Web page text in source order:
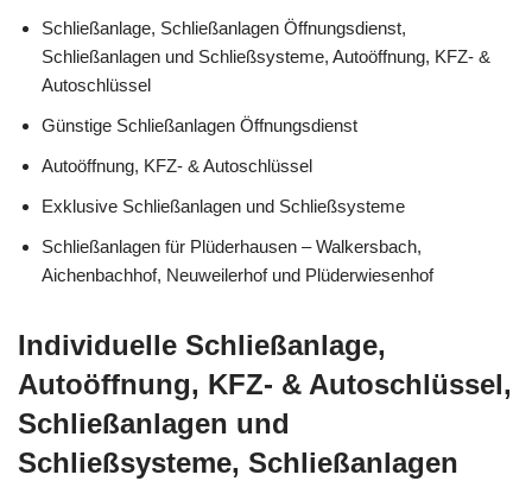
Schließanlage, Schließanlagen Öffnungsdienst,
Schließanlagen und Schließsysteme, Autoöffnung, KFZ- &
Autoschlüssel
Günstige Schließanlagen Öffnungsdienst
Autoöffnung, KFZ- & Autoschlüssel
Exklusive Schließanlagen und Schließsysteme
Schließanlagen für Plüderhausen – Walkersbach,
Aichenbachhof, Neuweilerhof und Plüderwiesenhof
Individuelle Schließanlage,
Autoöffnung, KFZ- & Autoschlüssel,
Schließanlagen und
Schließsysteme, Schließanlagen